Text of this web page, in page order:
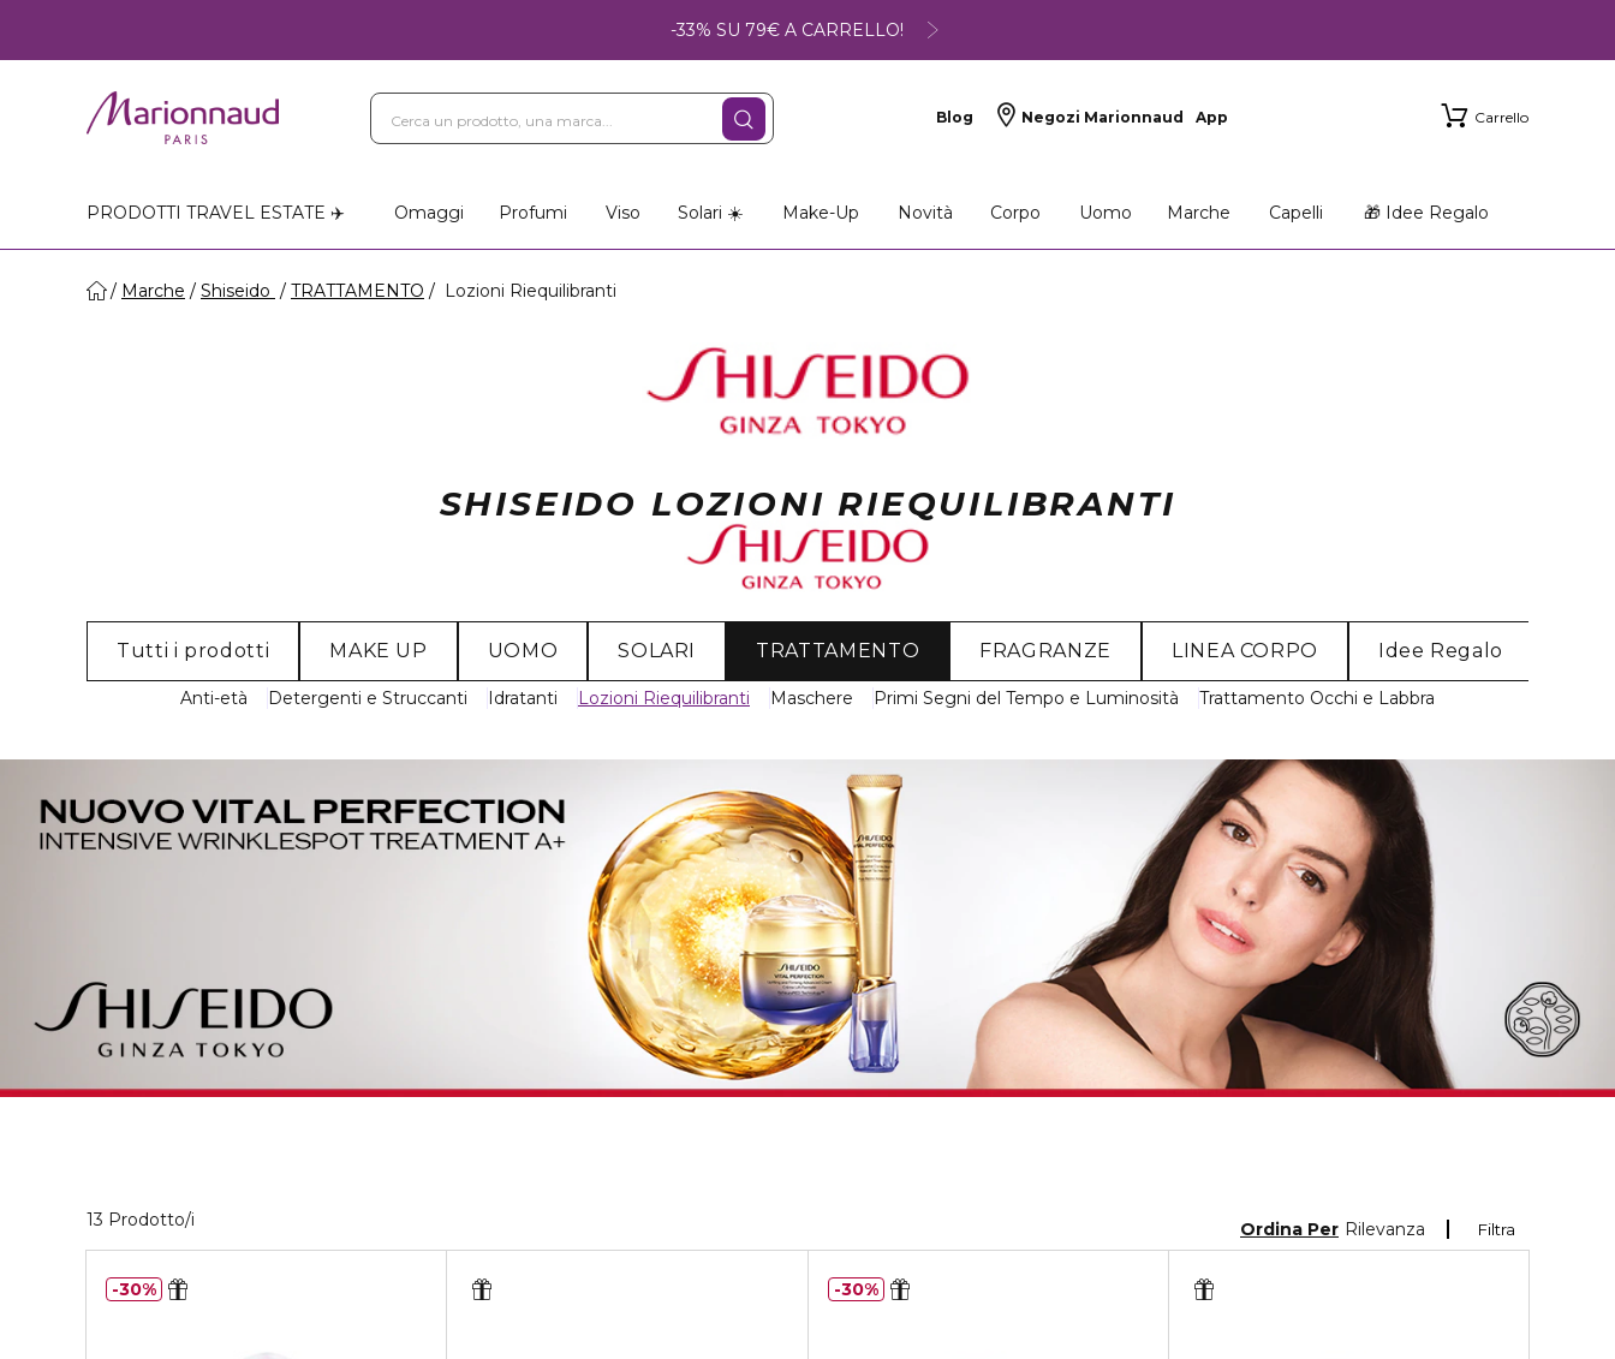
-33% SU 79€ A CARRELLO!
Blog Negozi Marionnaud App Carrello
PRODOTTI TRAVEL ESTATE ✈️ Omaggi Profumi Viso Solari ☀️ Make-Up Novità Corpo Uomo Marche Capelli 🎁 Idee Regalo
Marche Shiseido TRATTAMENTO Lozioni Riequilibranti
SHISEIDO LOZIONI RIEQUILIBRANTI
Tutti i prodotti MAKE UP UOMO SOLARI TRATTAMENTO FRAGRANZE LINEA CORPO Idee Regalo
Anti-età Detergenti e Struccanti Idratanti Lozioni Riequilibranti Maschere Primi Segni del Tempo e Luminosità Trattamento Occhi e Labbra
13 Prodotto/i Filtra
Ordina Per Rilevanza
30% 30%